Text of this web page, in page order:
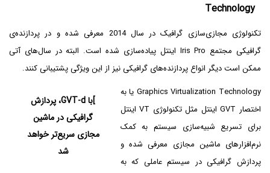
Technology
تکنولوژی مجازی‌سازی گرافیک در سال 2014 معرفی شده و در پردازنده‌ی
گرافیکی مجتمع Iris Pro اینتل پیاده‌سازی شده است. البته در سال‌های آتی
ممکن است دیگر انواع پردازنده‌های گرافیکی نیز از این ویژگی پشتیبانی کنند.
]با GVT-d، پردازش
گرافیکی در ماشین
مجازی سریع‌تر خواهد
شد
Graphics Virtualization Technology یا به
اختصار GVT اینتل مثل تکنولوژی VT اینتل
برای تسریع شبیه‌سازی سیستم به کمک
نرم‌افزارهای ماشین مجازی معرفی شده و
پردازش گرافیکی در سیستم عاملی که به